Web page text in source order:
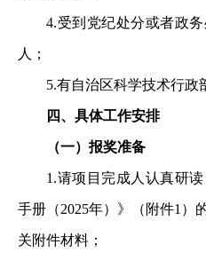
4.受到党纪处分或者政
人；
5.有自治区科学技术行政
四、具体工作安排
（一）报奖准备
1.请项目完成人认真研
手册（2025年）》（附件1 ）
关附件材料；